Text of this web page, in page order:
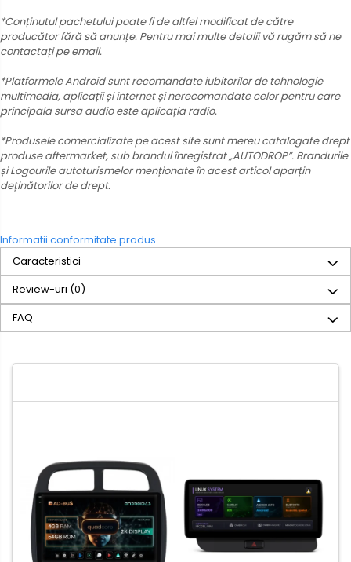
*Conținutul pachetului poate fi de altfel modificat de către
producător fără să anunțe. Pentru mai multe detalii vă rugăm să ne
contactați pe email.
*Platformele Android sunt recomandate iubitorilor de tehnologie
multimedia, aplicații și internet și nerecomandate celor pentru care
principala sursa audio este aplicația radio.
*Produsele comercializate pe acest site sunt mereu catalogate drept
produse aftermarket, sub brandul înregistrat „AUTODROP”. Brandurile
și Logourile autoturismelor menționate în acest articol aparțin
deținătorilor de drept.
Informatii conformitate produs
Caracteristici
Review-uri (0)
FAQ